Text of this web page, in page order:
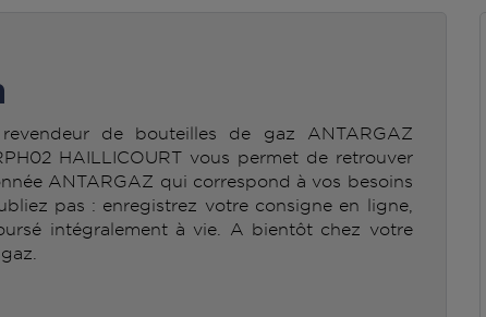
de bouteilles de gaz ANTARGAZ
HAILLICOURT vous permet de retrouver
ANTARGAZ qui correspond à vos besoins
pas : enregistrez votre consigne en ligne,
intégralement à vie. A bientôt chez votre